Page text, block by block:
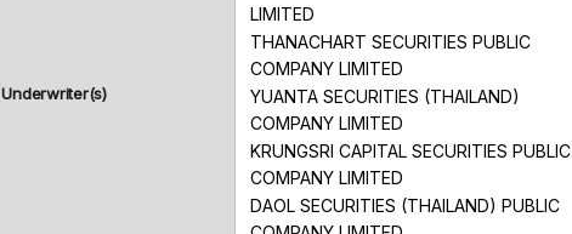
Underwriter(s)
LIMITED
THANACHART SECURITIES PUBLIC
COMPANY LIMITED
YUANTA SECURITIES (THAILAND)
COMPANY LIMITED
KRUNGSRI CAPITAL SECURITIES PUBLIC
COMPANY LIMITED
DAOL SECURITIES (THAILAND) PUBLIC